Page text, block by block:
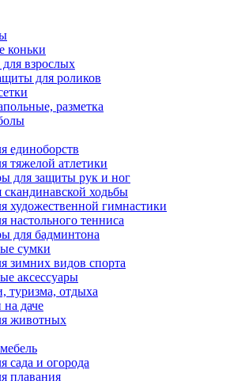
коньки
взрослых
для роликов
разметка
единоборств
тяжелой атлетики
для защиты рук и ног
ходьбы
художественной гимнастики
настольного тенниса
для бадминтона
сумки
зимних видов спорта
аксессуары
туризма, отдыха
даче
животных
сада и огорода
плавания